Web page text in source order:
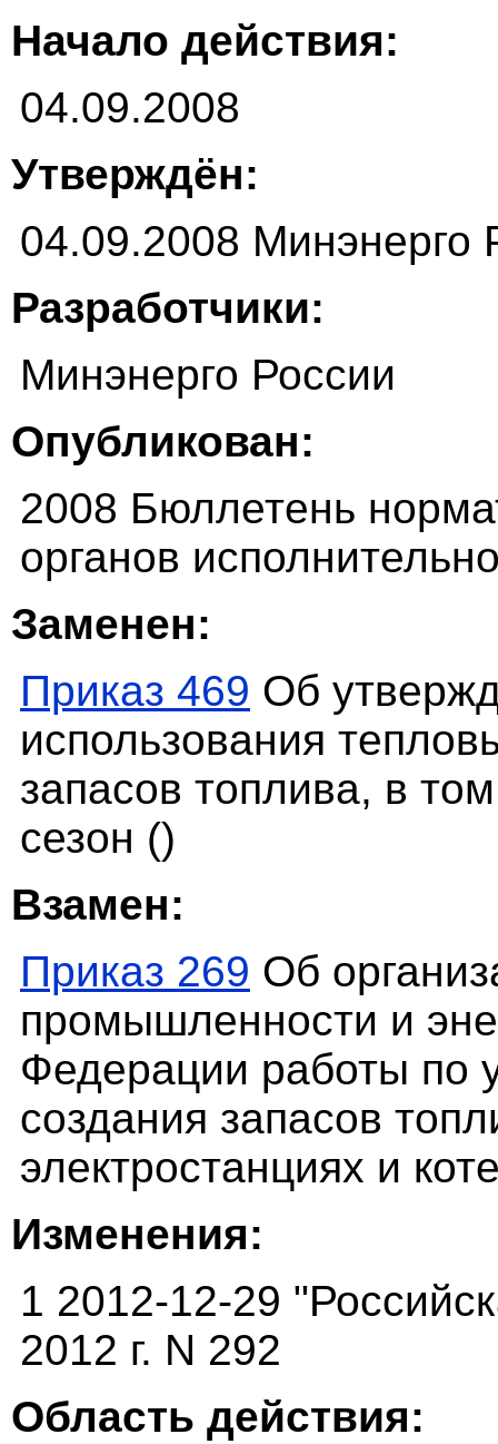
Начало действия:
04.09.2008
Утверждён:
04.09.2008 Минэнерго
Разработчики:
Минэнерго России
Опубликован:
2008 Бюллетень
органов
Заменен:
Приказ 469 Об
использования
запасов топлива, в
сезон ()
Взамен:
Приказ 269 Об
промышленности и
Федерации работы по
создания запасов
электростанциях и
Изменения:
1 2012-12-29
2012 г. N 292
Область действия: